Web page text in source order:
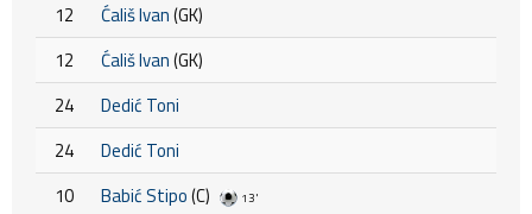
12
Ćališ Ivan(GK)
12
Ćališ Ivan(GK)
24
Dedić Toni
24
Dedić Toni
10
Babić Stipo(C) 13'